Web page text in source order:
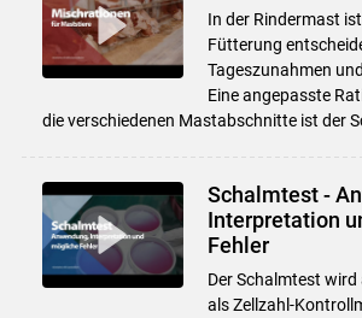
Skip to main
In der Rindermast
Fütterung
Tageszunahmen
Eine angepasste
die verschiedenen Mastabschnitte ist der
Schalmtest -
Interpretation
Fehler
Der Schalmtest
als Zellzahl-